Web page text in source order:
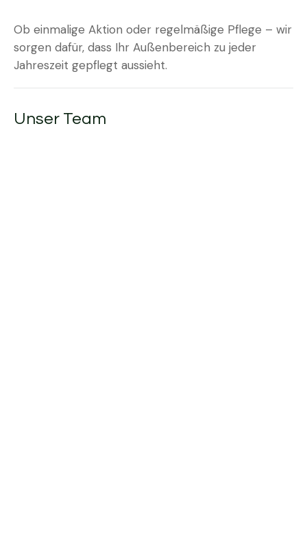
Ob einmalige Aktion oder regelmäßige Pflege – wir
sorgen dafür, dass Ihr Außenbereich zu jeder
Jahreszeit gepflegt aussieht.
Unser Team